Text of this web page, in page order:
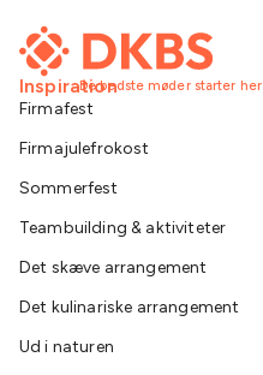
De bedste møder starter her
Inspiration
Firmafest
Firmajulefrokost
Sommerfest
Teambuilding & aktiviteter
Det skæve arrangement
Det kulinariske arrangement
Ud i naturen